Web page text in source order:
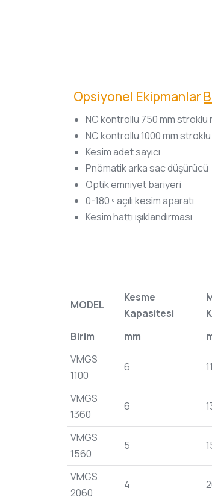
Opsiyonel Ekipmanlar
NC kontrollu 750 mm stroklu
NC kontrollu 1000 mm
Kesim adet sayıcı
Pnömatik arka sac düşürücü
Optik emniyet bariyeri
0-180 º açılı kesim aparatı
Kesim hattı ışıklandırması
MODEL
Kesme
Kapasitesi
Birim mm
VMGS
1100
6
VMGS
1360
6
VMGS
1560
5
VMGS
2060
4